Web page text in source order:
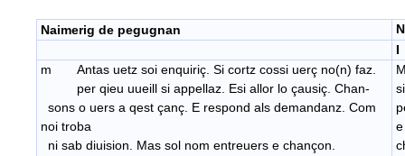
Naimerig de pegugnan
I
m Antas uetz soi enquiriç. Si cortz cossi uerç no(n) faz.
per qieu uueill si appellaz. Esi allor lo çausiç. Chan-
sons o uers a qest çanç. E respond als demandanz. Com
noi troba
ni sab diuision. Mas sol nom entreuers e chançon.